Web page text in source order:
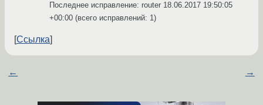
Последнее исправление: router 18.06.2017 19:50:05
+00:00 (всего исправлений: 1)
Ссылка
← →